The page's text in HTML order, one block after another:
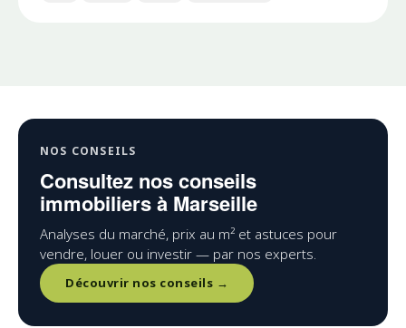
NOS CONSEILS
Consultez nos conseils
immobiliers à Marseille
Analyses du marché, prix au m² et astuces pour
vendre, louer ou investir — par nos experts.
Découvrir nos conseils →